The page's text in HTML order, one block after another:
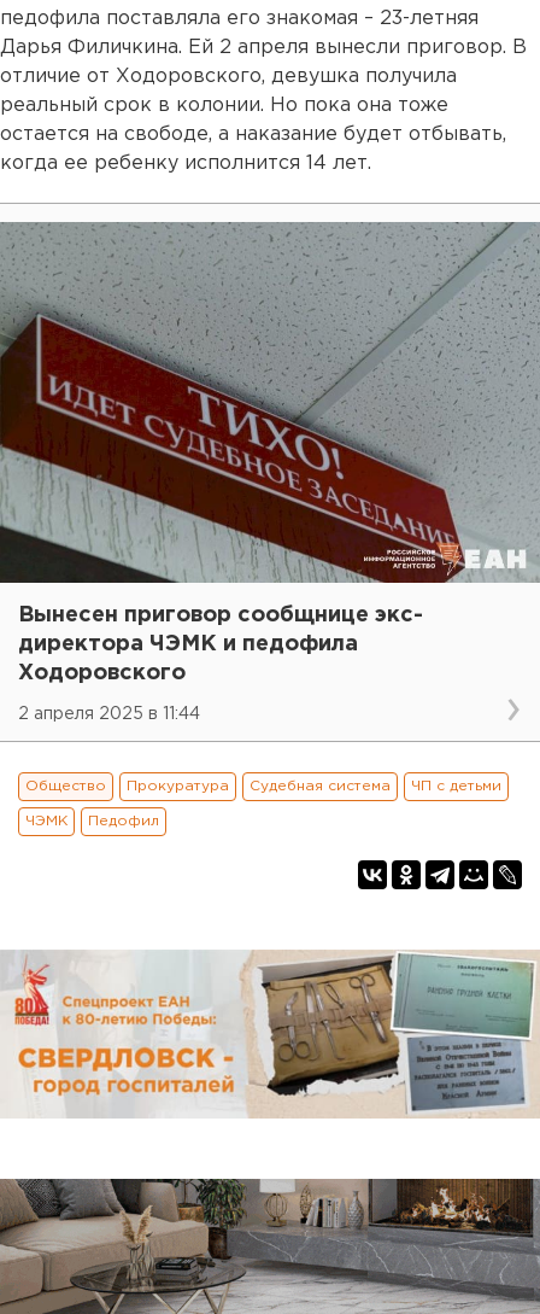
педофила поставляла его знакомая – 23-летняя
Дарья Филичкина. Ей 2 апреля вынесли приговор. В
отличие от Ходоровского, девушка получила
реальный срок в колонии. Но пока она тоже
остается на свободе, а наказание будет отбывать,
когда ее ребенку исполнится 14 лет.
Вынесен приговор сообщнице экс-
директора ЧЭМК и педофила
Ходоровского
2 апреля 2025 в 11:44
Общество Прокуратура Судебная система ЧП с детьми
ЧЭМК Педофил